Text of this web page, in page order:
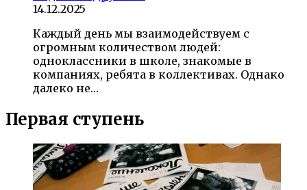
14.12.2025
Каждый день мы взаимодействуем с
огромным количеством людей:
одноклассники в школе, знакомые в
компаниях, ребята в коллективах. Однако
далеко не…
Первая ступень